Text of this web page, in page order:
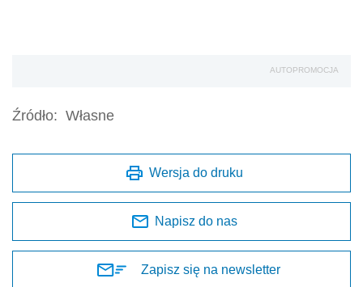
AUTOPROMOCJA
Źródło: Własne
Wersja do druku
Napisz do nas
Zapisz się na newsletter